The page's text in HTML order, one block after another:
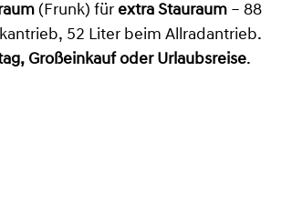
(Frunk) für extra Stauraum – 88
52 Liter beim Allradantrieb.
Großeinkauf oder Urlaubsreise.